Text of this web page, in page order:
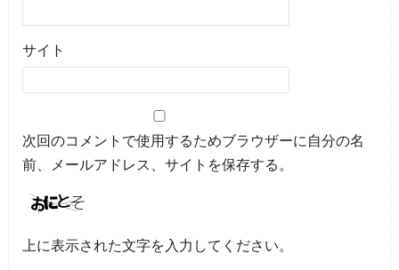
サイト
次回のコメントで使用するためブラウザーに自分の名
前、メールアドレス、サイトを保存する。
上に表示された文字を入力してください。